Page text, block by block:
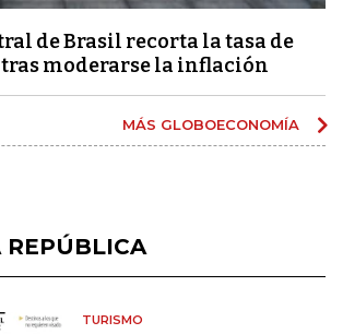
de Brasil recorta la tasa de
tras moderarse la inflación
MÁS GLOBOECONOMÍA
REPÚBLICA
TURISMO